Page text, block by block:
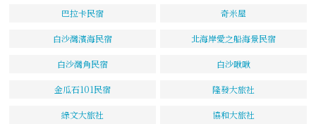
巴拉卡民宿 奇米屋
白沙灣濱海民宿 北海岸愛之船海景民宿
白沙灣角民宿 白沙啾啾
金瓜石101民宿 隆發大旅社
綠文大旅社 協和大旅社